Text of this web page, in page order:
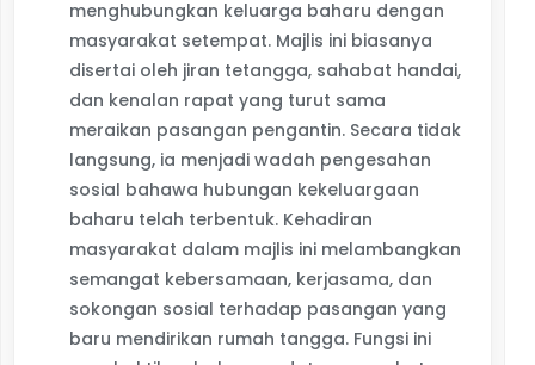
menghubungkan keluarga baharu dengan
masyarakat setempat. Majlis ini biasanya
disertai oleh jiran tetangga, sahabat handai,
dan kenalan rapat yang turut sama
meraikan pasangan pengantin. Secara tidak
langsung, ia menjadi wadah pengesahan
sosial bahawa hubungan kekeluargaan
baharu telah terbentuk. Kehadiran
masyarakat dalam majlis ini melambangkan
semangat kebersamaan, kerjasama, dan
sokongan sosial terhadap pasangan yang
baru mendirikan rumah tangga. Fungsi ini